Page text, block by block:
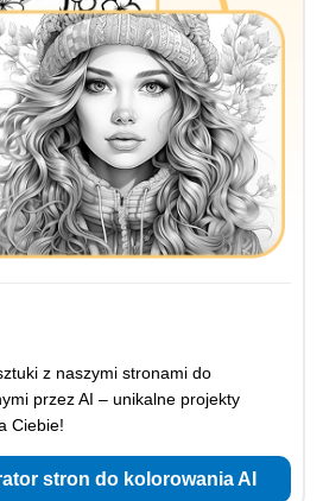
z naszymi stronami do
przez AI – unikalne projekty
Ciebie!
stron do kolorowania AI